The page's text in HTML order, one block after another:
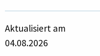
Aktualisiert am
04.08.2026